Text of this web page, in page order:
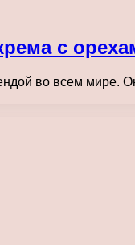
с
во всем